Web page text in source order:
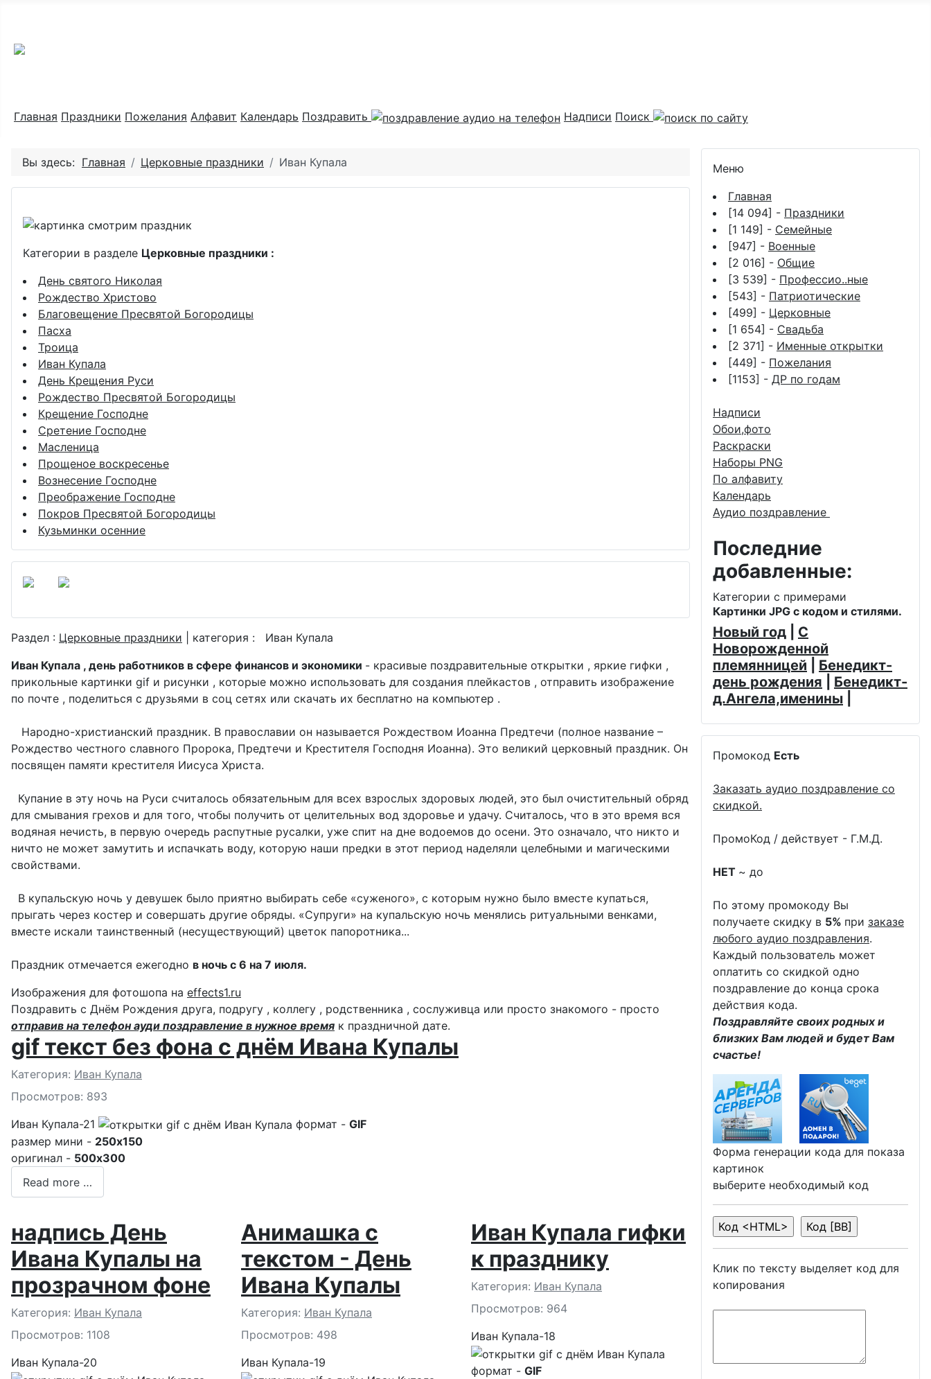
Главная Праздники Пожелания Алфавит Календарь Поздравить Надписи Поиск
Вы здесь: Главная Церковные праздники Иван Купала
Категории в разделе Церковные праздники :
День святого Николая
Рождество Христово
Благовещение Пресвятой Богородицы
Пасха
Троица
Иван Купала
День Крещения Руси
Рождество Пресвятой Богородицы
Крещение Господне
Сретение Господне
Масленица
Прощеное воскресенье
Вознесение Господне
Преображение Господне
Покров Пресвятой Богородицы
Кузьминки осенние
Раздел : Церковные праздники | категория : Иван Купала
Иван Купала , день работников в сфере финансов и экономики - красивые поздравительные открытки , яркие гифки ,
прикольные картинки gif и рисунки , которые можно использовать для создания плейкастов , отправить изображение
по почте , поделиться с друзьями в соц сетях или скачать их бесплатно на компьютер .
Народно-христианский праздник. В православии он называется Рождеством Иоанна Предтечи (полное название –
Рождество честного славного Пророка, Предтечи и Крестителя Господня Иоанна). Это великий церковный праздник. Он
посвящен памяти крестителя Иисуса Христа.
Купание в эту ночь на Руси считалось обязательным для всех взрослых здоровых людей, это был очистительный обряд
для смывания грехов и для того, чтобы получить от целительных вод здоровье и удачу. Считалось, что в это время вся
водяная нечисть, в первую очередь распутные русалки, уже спит на дне водоемов до осени. Это означало, что никто и
ничто не может замутить и испачкать воду, которую наши предки в этот период наделяли целебными и магическими
свойствами.
В купальскую ночь у девушек было приятно выбирать себе «суженого», с которым нужно было вместе купаться,
прыгать через костер и совершать другие обряды. «Супруги» на купальскую ночь менялись ритуальными венками,
вместе искали таинственный (несуществующий) цветок папоротника...
Праздник отмечается ежегодно в ночь с 6 на 7 июля.
Изображения для фотошопа на effects1.ru
Поздравить с Днём Рождения друга, подругу , коллегу , родственника , сослуживца или просто знакомого - просто
отправив на телефон ауди поздравление в нужное время к праздничной дате.
gif текст без фона с днём Ивана Купалы
Подробности
Категория: Иван Купала
Просмотров: 893
Иван Купала-21
формат - GIF
размер мини - 250x150
оригинал - 500x300
Read more …
надпись День
Ивана Купалы на
прозрачном фоне
Подробности
Категория: Иван Купала
Просмотров: 1108
Иван Купала-20
Анимашка с
текстом - День
Ивана Купалы
Подробности
Категория: Иван Купала
Просмотров: 498
Иван Купала-19
Иван Купала гифки
к празднику
Подробности
Категория: Иван Купала
Просмотров: 964
Иван Купала-18
формат - GIF
Меню
Главная
[14 094] - Праздники
[1 149] - Семейные
[947] - Военные
[2 016] - Общие
[3 539] - Профессио..ные
[543] - Патриотические
[499] - Церковные
[1 654] - Свадьба
[2 371] - Именные открытки
[449] - Пожелания
[1153] - ДР по годам
Надписи
Обои,фото
Раскраски
Наборы PNG
По алфавиту
Календарь
Аудио поздравление
Последние
добавленные:
Категории с примерами
Картинки JPG с кодом и стилями.
Новый год
С
Новорожденной
племянницей
Бенедикт-
день рождения
Бенедикт-
д.Ангела,именины
Промокод Есть
Заказать аудио поздравление со
скидкой.
ПромоКод / действует - Г.М.Д.
НЕТ ~ до
По этому промокоду Вы
получаете скидку в 5% при заказе
любого аудио поздравления.
Каждый пользователь может
оплатить со скидкой одно
поздравление до конца срока
действия кода.
Поздравляйте своих родных и
близких Вам людей и будет Вам
счастье!
Форма генерации кода для показа
картинок
выберите необходимый код
Клик по тексту выделяет код для
копирования